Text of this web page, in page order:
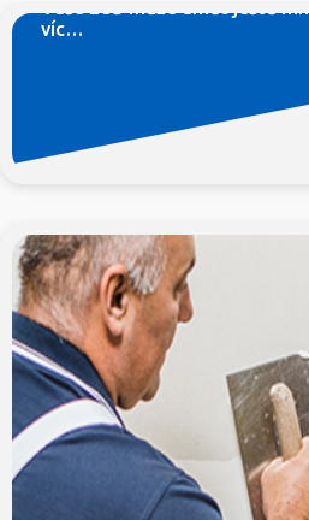
víc…